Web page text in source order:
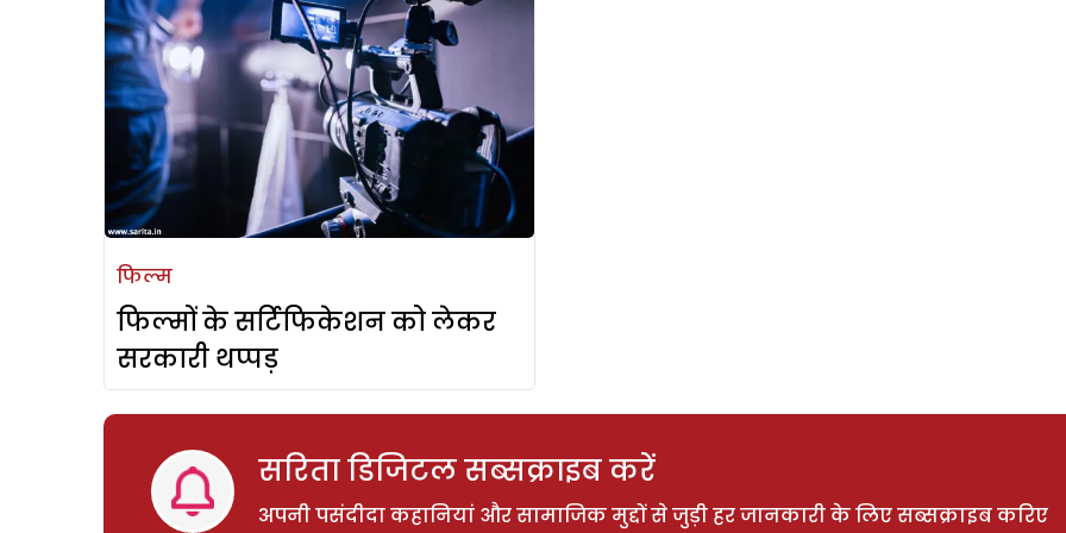
फिल्म
फिल्मों के सर्टिफिकेशन को लेकर
सरकारी थप्पड़
सरिता डिजिटल सब्सक्राइब करें
अपनी पसंदीदा कहानियां और सामाजिक मुद्दों से जुड़ी हर जानकारी के लिए सब्सक्राइब करिए